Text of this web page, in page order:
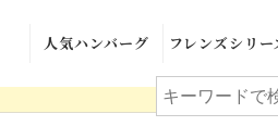
人気ハンバーグ フレンズシリー